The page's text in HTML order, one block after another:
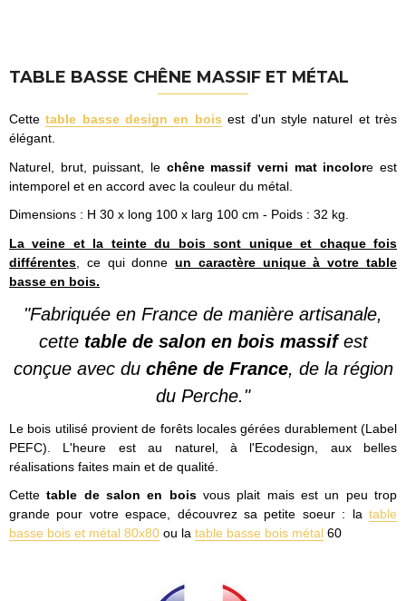
TABLE BASSE CHÊNE MASSIF ET MÉTAL
Cettetable basse design en bois est d'un style naturel et très
élégant.
Naturel, brut, puissant, le chêne massif verni mat incolore est
intemporel et en accord avec la couleur du métal.
Dimensions : H 30 x long 100 x larg 100 cm - Poids : 32 kg.
La veine et la teinte du bois sont unique et chaque fois
différentes , ce qui donneun caractère unique à votre table
basse en bois.
"Fabriquée en France de manière artisanale,
cette table de salon en bois massifest
conçue avec du chêne de France, de la région
du Perche."
Le bois utilisé provient de forêts locales gérées durablement (Label
PEFC). L'heure est au naturel, à l'Ecodesign, aux belles
réalisations faites main et de qualité.
Cettetable de salon en boisvous plait mais est un peu trop
grande pour votre espace, découvrez sa petite soeur : la table
basse bois et métal 80x80 ou la table basse bois métal 60